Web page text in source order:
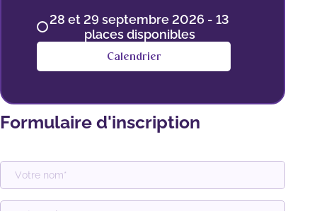
28 et 29 septembre 2026 - 13
places disponibles
Calendrier
Formulaire d'inscription